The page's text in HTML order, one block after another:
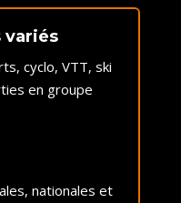
variés
cyclo, VTT, ski
en groupe
nationales et